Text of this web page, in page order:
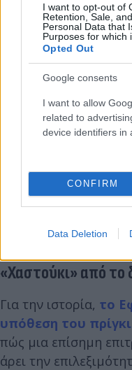
I want to opt-out of
Retention, Sale,
Personal Data that
Purposes for which
Opted Out
Google consents
I want to allow
related to
device identifiers in
CONFIRM
Data Deletion
«Χαστούκι» από το
Για την ιστορία, το
υπόθεση του
πώς μια επίσημη
άρει την